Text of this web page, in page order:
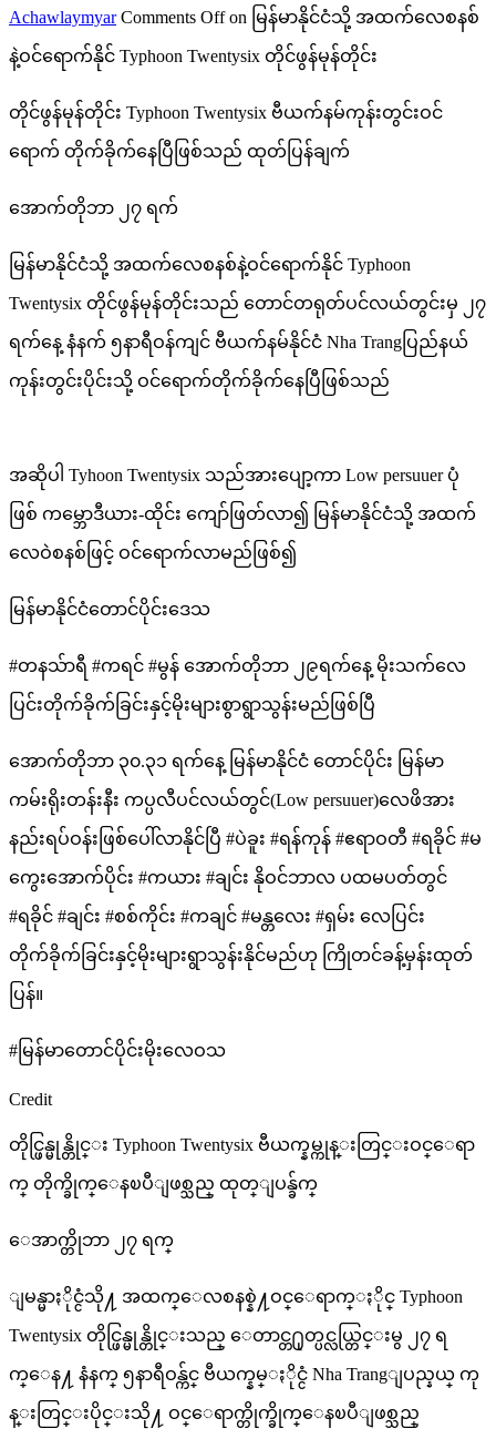
Achawlaymyar Comments Offon မြန်မာနိုင်ငံသို့ အထက်လေစနစ်
နဲ့ဝင်ရောက်နိုင် Typhoon Twentysix တိုင်ဖွန်မုန်တိုင်း
တိုင်ဖွန်မုန်တိုင်း Typhoon Twentysix ဗီယက်နမ်ကုန်းတွင်းဝင်
ရောက် တိုက်ခိုက်နေပြီဖြစ်သည် ထုတ်ပြန်ချက်
အောက်တိုဘာ ၂၇ ရက်
မြန်မာနိုင်ငံသို့ အထက်လေစနစ်နဲ့ဝင်ရောက်နိုင် Typhoon
Twentysix တိုင်ဖွန်မုန်တိုင်းသည် တောင်တရုတ်ပင်လယ်တွင်းမှ ၂၇
ရက်နေ့ နံနက် ၅နာရီဝန်ကျင် ဗီယက်နမ်နိုင်ငံ Nha Trangပြည်နယ်
ကုန်းတွင်းပိုင်းသို့ ဝင်ရောက်တိုက်ခိုက်နေပြီဖြစ်သည်
အဆိုပါ Tyhoon Twentysix သည်အားပျော့ကာ Low persuuer ပုံ
ဖြစ် ကမ္ဘောဒီယား-ထိုင်း ​ကျော်ဖြတ်လာ၍ မြန်မာနိုင်ငံသို့ အထက်
လေဝဲစနစ်​​ဖြင့် ဝင်ရောက်လာမည်ဖြစ်၍
မြန်မာနိုင်ငံတောင်ပိုင်းဒေသ
#တနသ်ာရီ #ကရင် #မွန် အောက်တိုဘာ ၂၉ရက်နေ့ မိုးသက်လေ
ပြင်းတိုက်ခိုက်ခြင်းနှင့်မိုးများစွာရွာသွန်းမည်ဖြစ်ပြီ
အောက်တိုဘာ ၃၀.၃၁ ရက်နေ့ မြန်မာနိုင်ငံ တောင်ပိုင်း မြန်မာ
ကမ်းရိုးတန်းနီး ကပ္ပလီပင်လယ်တွင်(Low persuuer)လေဖိအား
နည်းရပ်ဝန်းဖြစ်ပေါ်လာနိုင်ပြီ #ပဲခူး #ရန်ကုန် #ဧရာဝတီ #ရခိုင် #မ
ကွေးအောက်ပိုင်း #ကယား #ချင်း နိုဝင်ဘာလ ပထမပတ်တွင်
#ရခိုင် #ချင်း #စစ်ကိုင်း #ကချင် #မန္တလေး #ရှမ်း လေပြင်း
တိုက်ခိုက်ခြင်းနှင့်မိုးများရွာသွန်းနိုင်မည်ဟု ကြိုတင်ခန့်မှန်းထုတ်
ပြန်။
#မြန်မာတောင်ပိုင်းမိုးလေဝသ
Credit
တိုင္ဖြန္မုန္တိုင္း Typhoon Twentysix ဗီယက္နမ္ကုန္းတြင္းဝင္ေရာ
က္ တိုက္ခိုက္ေနၿပီျဖစ္သည္ ထုတ္ျပန္ခ်က္
ေအာက္တိုဘာ ၂၇ ရက္
ျမန္မာႏိုင္ငံသို႔ အထက္ေလစနစ္နဲ႔ဝင္ေရာက္ႏိုင္ Typhoon
Twentysix တိုင္ဖြန္မုန္တိုင္းသည္ ေတာင္တ႐ုတ္ပင္လယ္တြင္းမွ ၂၇ ရ
က္ေန႔ နံနက္ ၅နာရီဝန္က်င္ ဗီယက္နမ္ႏိုင္ငံ Nha Trangျပည္နယ္ ကု
န္းတြင္းပိုင္းသို႔ ဝင္ေရာက္တိုက္ခိုက္ေနၿပီျဖစ္သည္